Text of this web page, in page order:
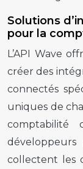
Solutions
pour la
L’API Wave
créer des
connectés
uniques de
comptabilité
collectent les